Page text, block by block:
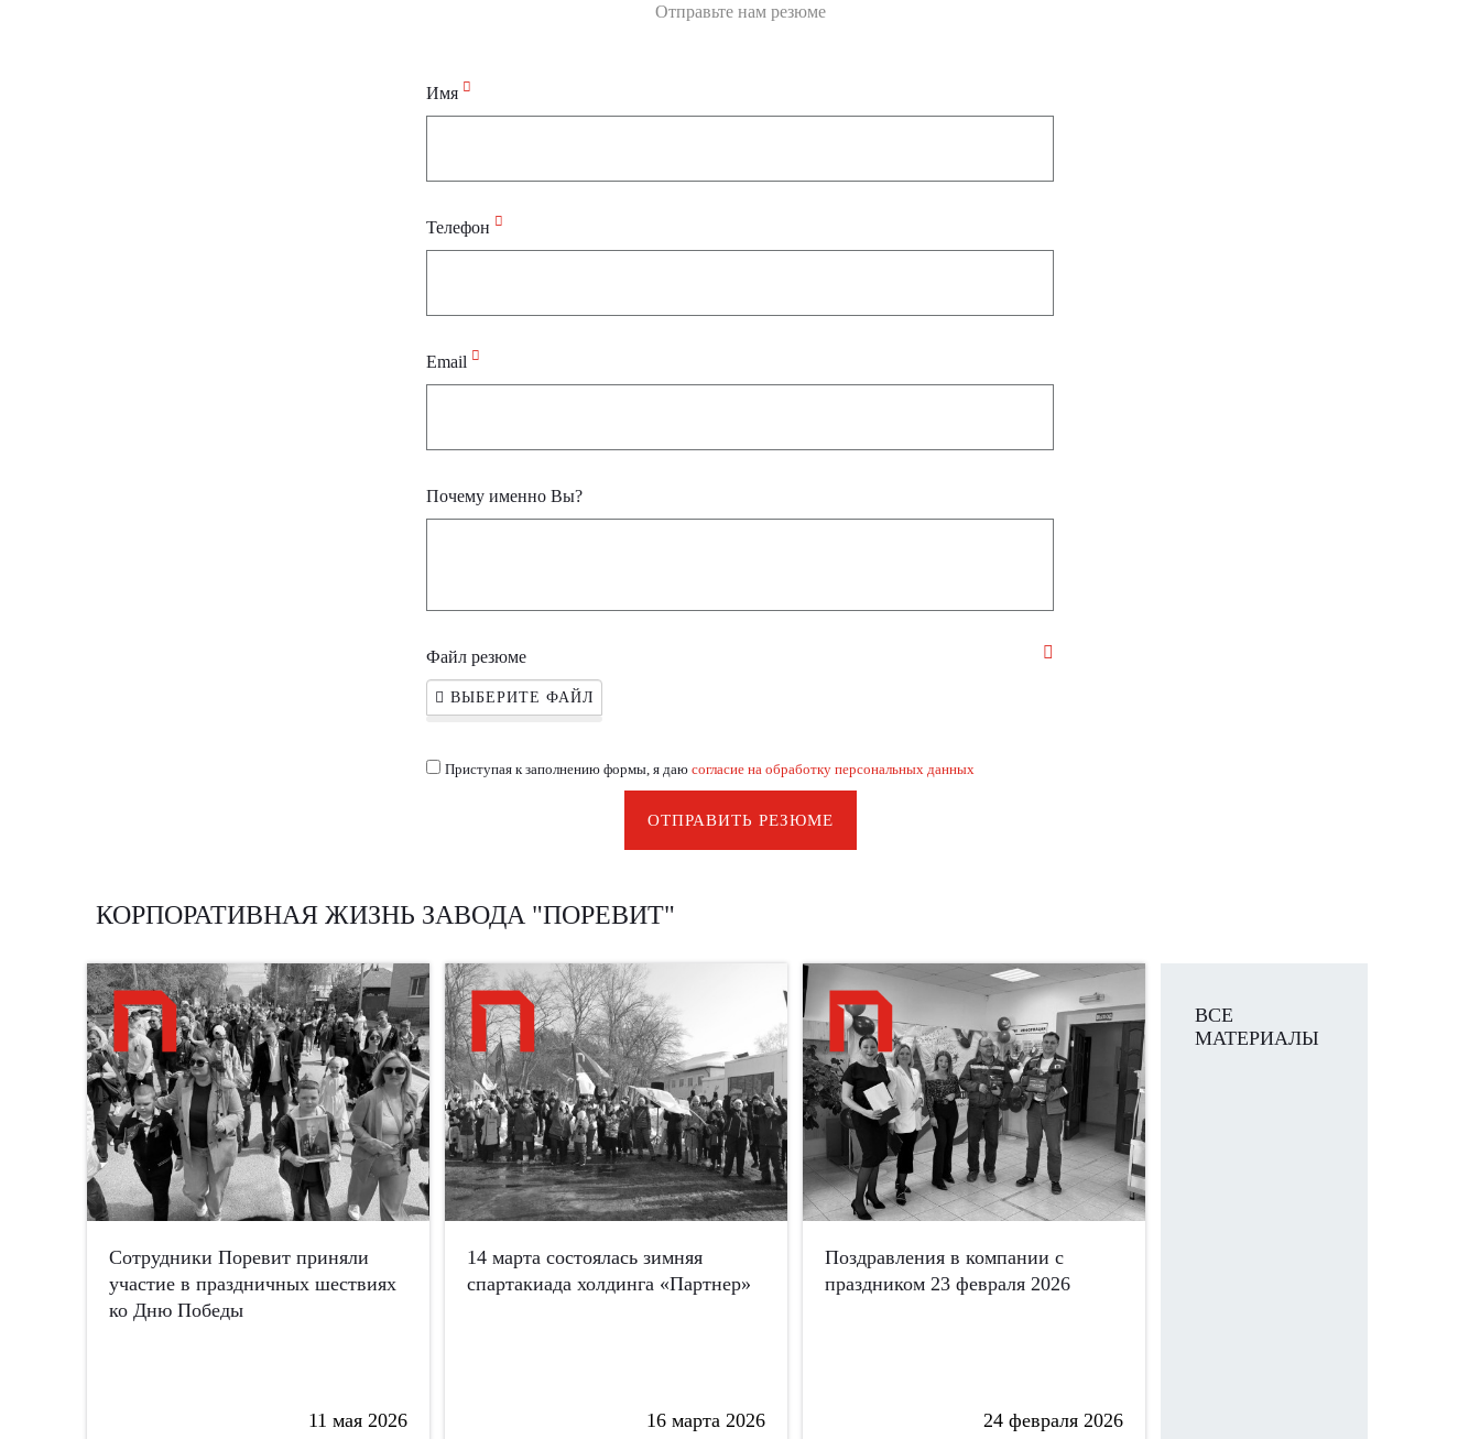
Отправьте нам резюме
Имя
Телефон
Email
Почему именно Вы?
Файл резюме
ВЫБЕРИТЕ ФАЙЛ
Приступая к заполнению формы, я даю согласие на обработку персональных данных
ОТПРАВИТЬ РЕЗЮМЕ
КОРПОРАТИВНАЯ ЖИЗНЬ ЗАВОДА "ПОРЕВИТ"
Сотрудники Поревит приняли
участие в праздничных шествиях
ко Дню Победы
11 мая 2026
14 марта состоялась зимняя
спартакиада холдинга «Партнер»
16 марта 2026
Поздравления в компании с
праздником 23 февраля 2026
24 февраля 2026
ВСЕ
МАТЕРИАЛЫ